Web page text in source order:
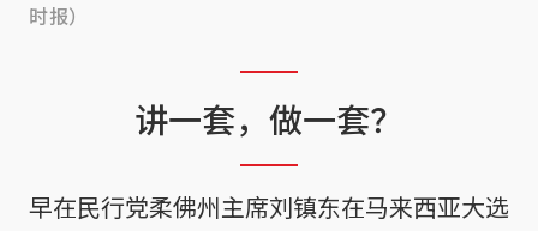
时报）
讲一套，做一套？
早在民行党柔佛州主席刘镇东在马来西亚大选